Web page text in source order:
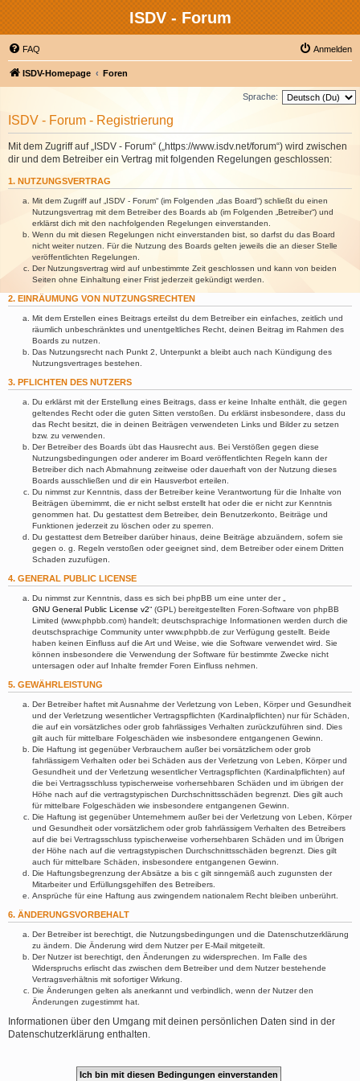
ISDV - Forum
FAQ Anmelden
ISDV-Homepage Foren
Sprache:
ISDV - Forum - Registrierung
Mit dem Zugriff auf „ISDV - Forum“ („https://www.isdv.net/forum“) wird zwischen
dir und dem Betreiber ein Vertrag mit folgenden Regelungen geschlossen:
1. NUTZUNGSVERTRAG
Mit dem Zugriff auf „ISDV - Forum“ (im Folgenden „das Board“) schließt du einen
Nutzungsvertrag mit dem Betreiber des Boards ab (im Folgenden „Betreiber“) und
erklärst dich mit den nachfolgenden Regelungen einverstanden.
Wenn du mit diesen Regelungen nicht einverstanden bist, so darfst du das Board
nicht weiter nutzen. Für die Nutzung des Boards gelten jeweils die an dieser Stelle
veröffentlichten Regelungen.
Der Nutzungsvertrag wird auf unbestimmte Zeit geschlossen und kann von beiden
Seiten ohne Einhaltung einer Frist jederzeit gekündigt werden.
2. EINRÄUMUNG VON NUTZUNGSRECHTEN
Mit dem Erstellen eines Beitrags erteilst du dem Betreiber ein einfaches, zeitlich und
räumlich unbeschränktes und unentgeltliches Recht, deinen Beitrag im Rahmen des
Boards zu nutzen.
Das Nutzungsrecht nach Punkt 2, Unterpunkt a bleibt auch nach Kündigung des
Nutzungsvertrages bestehen.
3. PFLICHTEN DES NUTZERS
Du erklärst mit der Erstellung eines Beitrags, dass er keine Inhalte enthält, die gegen
geltendes Recht oder die guten Sitten verstoßen. Du erklärst insbesondere, dass du
das Recht besitzt, die in deinen Beiträgen verwendeten Links und Bilder zu setzen
bzw. zu verwenden.
Der Betreiber des Boards übt das Hausrecht aus. Bei Verstößen gegen diese
Nutzungsbedingungen oder anderer im Board veröffentlichten Regeln kann der
Betreiber dich nach Abmahnung zeitweise oder dauerhaft von der Nutzung dieses
Boards ausschließen und dir ein Hausverbot erteilen.
Du nimmst zur Kenntnis, dass der Betreiber keine Verantwortung für die Inhalte von
Beiträgen übernimmt, die er nicht selbst erstellt hat oder die er nicht zur Kenntnis
genommen hat. Du gestattest dem Betreiber, dein Benutzerkonto, Beiträge und
Funktionen jederzeit zu löschen oder zu sperren.
Du gestattest dem Betreiber darüber hinaus, deine Beiträge abzuändern, sofern sie
gegen o. g. Regeln verstoßen oder geeignet sind, dem Betreiber oder einem Dritten
Schaden zuzufügen.
4. GENERAL PUBLIC LICENSE
Du nimmst zur Kenntnis, dass es sich bei phpBB um eine unter der „
GNU General Public License v2“ (GPL) bereitgestellten Foren-Software von phpBB
Limited (www.phpbb.com) handelt; deutschsprachige Informationen werden durch die
deutschsprachige Community unter www.phpbb.de zur Verfügung gestellt. Beide
haben keinen Einfluss auf die Art und Weise, wie die Software verwendet wird. Sie
können insbesondere die Verwendung der Software für bestimmte Zwecke nicht
untersagen oder auf Inhalte fremder Foren Einfluss nehmen.
5. GEWÄHRLEISTUNG
Der Betreiber haftet mit Ausnahme der Verletzung von Leben, Körper und Gesundheit
und der Verletzung wesentlicher Vertragspflichten (Kardinalpflichten) nur für Schäden,
die auf ein vorsätzliches oder grob fahrlässiges Verhalten zurückzuführen sind. Dies
gilt auch für mittelbare Folgeschäden wie insbesondere entgangenen Gewinn.
Die Haftung ist gegenüber Verbrauchern außer bei vorsätzlichem oder grob
fahrlässigem Verhalten oder bei Schäden aus der Verletzung von Leben, Körper und
Gesundheit und der Verletzung wesentlicher Vertragspflichten (Kardinalpflichten) auf
die bei Vertragsschluss typischerweise vorhersehbaren Schäden und im übrigen der
Höhe nach auf die vertragstypischen Durchschnittsschäden begrenzt. Dies gilt auch
für mittelbare Folgeschäden wie insbesondere entgangenen Gewinn.
Die Haftung ist gegenüber Unternehmern außer bei der Verletzung von Leben, Körper
und Gesundheit oder vorsätzlichem oder grob fahrlässigem Verhalten des Betreibers
auf die bei Vertragsschluss typischerweise vorhersehbaren Schäden und im Übrigen
der Höhe nach auf die vertragstypischen Durchschnittsschäden begrenzt. Dies gilt
auch für mittelbare Schäden, insbesondere entgangenen Gewinn.
Die Haftungsbegrenzung der Absätze a bis c gilt sinngemäß auch zugunsten der
Mitarbeiter und Erfüllungsgehilfen des Betreibers.
Ansprüche für eine Haftung aus zwingendem nationalem Recht bleiben unberührt.
6. ÄNDERUNGSVORBEHALT
Der Betreiber ist berechtigt, die Nutzungsbedingungen und die Datenschutzerklärung
zu ändern. Die Änderung wird dem Nutzer per E-Mail mitgeteilt.
Der Nutzer ist berechtigt, den Änderungen zu widersprechen. Im Falle des
Widerspruchs erlischt das zwischen dem Betreiber und dem Nutzer bestehende
Vertragsverhältnis mit sofortiger Wirkung.
Die Änderungen gelten als anerkannt und verbindlich, wenn der Nutzer den
Änderungen zugestimmt hat.
Informationen über den Umgang mit deinen persönlichen Daten sind in der
Datenschutzerklärung enthalten.